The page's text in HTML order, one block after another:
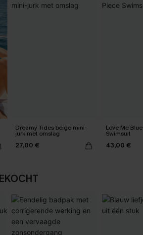
Dreamy Tides beige mini-
jurk met omslag
27,00 €
Love Me
Swimsuit
43,00 €